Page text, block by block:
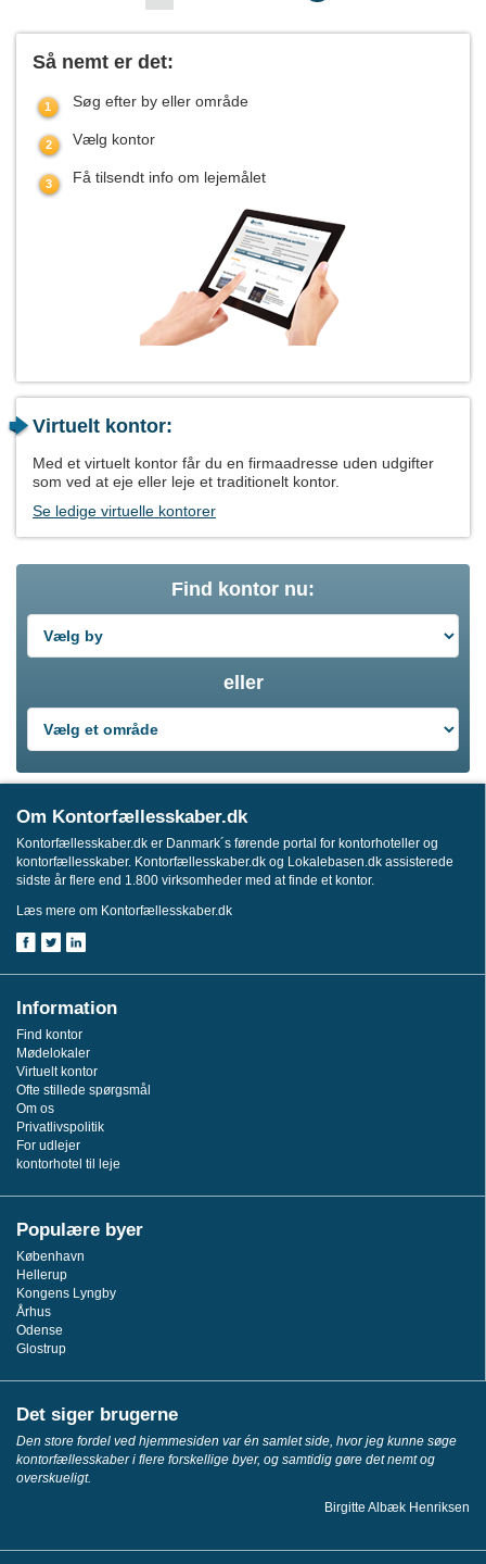
Så nemt er det:
Søg efter by eller område
Vælg kontor
Få tilsendt info om lejemålet
Virtuelt kontor:
Med et virtuelt kontor får du en firmaadresse uden udgifter
som ved at eje eller leje et traditionelt kontor.
Se ledige virtuelle kontorer
Find kontor nu:
eller
Om Kontorfællesskaber.dk
Kontorfællesskaber.dk er Danmark´s førende portal for kontorhoteller og
kontorfællesskaber. Kontorfællesskaber.dk og Lokalebasen.dk assisterede
sidste år flere end 1.800 virksomheder med at finde et kontor.
Læs mere om Kontorfællesskaber.dk
Information
Find kontor
Mødelokaler
Virtuelt kontor
Ofte stillede spørgsmål
Om os
Privatlivspolitik
For udlejer
kontorhotel til leje
Populære byer
København
Hellerup
Kongens Lyngby
Århus
Odense
Glostrup
Det siger brugerne
Den store fordel ved hjemmesiden var én samlet side, hvor jeg kunne søge
kontorfællesskaber i flere forskellige byer, og samtidig gøre det nemt og
overskueligt.
Birgitte Albæk Henriksen